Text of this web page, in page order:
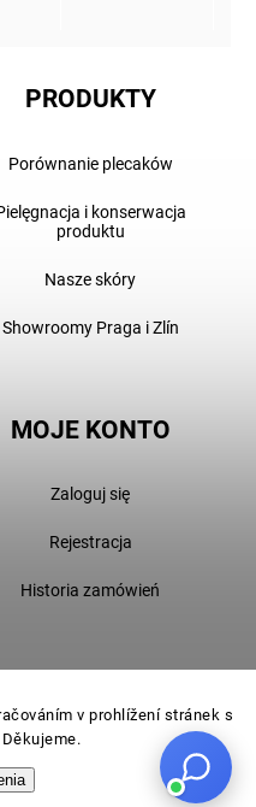
v prohlížení stránek s
PRODUKTY
Porównanie plecaków
i konserwacja
produktu
Nasze skóry
Showroomy Praga i Zlín
MOJE KONTO
Zaloguj się
Rejestracja
Historia zamówień